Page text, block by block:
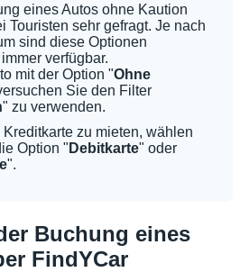
eines Autos ohne Kaution
Touristen sehr gefragt. Je nach
sind diese Optionen
verfügbar.
mit der Option "Ohne
Sie den Filter
" zu verwenden.
zu mieten, wählen
Option " Debitkarte" oder
".
Buchung eines
FindYCar